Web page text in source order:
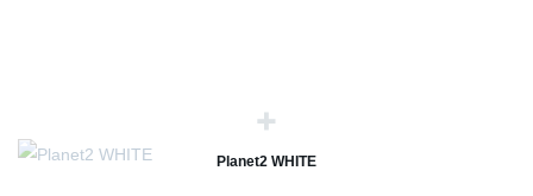
Planet2 WHITE